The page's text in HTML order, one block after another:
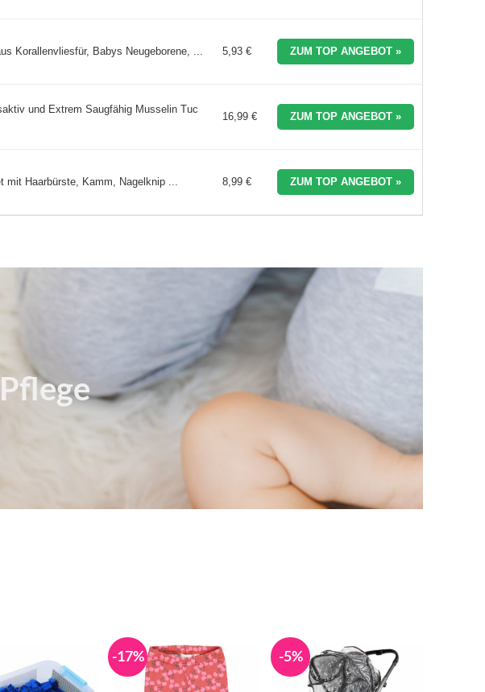
Korallenvliesfür, Babys Neugeborene, ... 5,93 € ZUM TOP ANGEBOT »
und Extrem Saugfähig Musselin Tuc
16,99 € ZUM TOP ANGEBOT »
Haarbürste, Kamm, Nagelknip ... 8,99 € ZUM TOP ANGEBOT »
Pflege
-17% -5%